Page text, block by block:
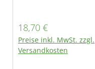
Regulärer Preis:
18,70 €
Preise inkl. MwSt. zzgl.
Versandkosten